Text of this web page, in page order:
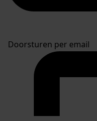
Doorsturen per email